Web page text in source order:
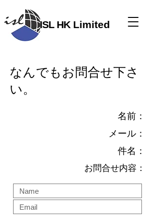
ISL HK​ Limited
​なんでもお問合せ下さ
い。
​名前：
​メール：
​件名：
​お問合せ内容：